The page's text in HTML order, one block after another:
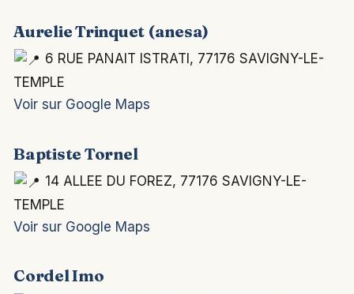
Aurelie Trinquet (anesa)
6 RUE PANAIT ISTRATI, 77176 SAVIGNY-LE-
TEMPLE
Voir sur Google Maps
Baptiste Tornel
14 ALLEE DU FOREZ, 77176 SAVIGNY-LE-
TEMPLE
Voir sur Google Maps
Cordel Imo